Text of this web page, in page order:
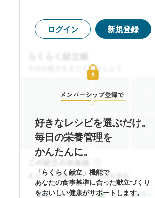
ログイン 新規登録
好きなレシピを選ぶだけ。
毎日の栄養管理を
かんたんに。
「らくらく献立」機能で
あなたの食事基準に合った献立づくり
をおいしい健康がサポートします。